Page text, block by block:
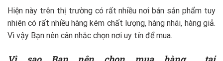
Hiện này trên thị trường có rất nhiều nơi bán sản phẩm tuy
nhiên có rất nhiều hàng kém chất lượng, hàng nhái, hàng giả.
Vì vậy Bạn nên cân nhắc chọn nơi uy tín để mua.